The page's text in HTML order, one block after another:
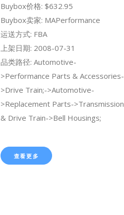
Buybox价格: $632.95
Buybox卖家: MAPerformance
运送方式: FBA
上架日期: 2008-07-31
品类路径: Automotive-
>Performance Parts & Accessories-
>Drive Train;->Automotive-
>Replacement Parts->Transmission
& Drive Train->Bell Housings;
查看更多